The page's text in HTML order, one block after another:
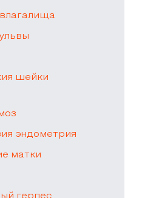
шейки
эндометрия
матки
герпес